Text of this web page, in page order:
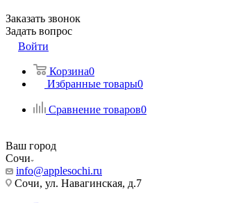
Заказать звонок
Задать вопрос
Войти
Корзина0
Избранные товары0
Сравнение товаров0
Ваш город
Сочи
info@applesochi.ru
Сочи, ул. Навагинская, д.7